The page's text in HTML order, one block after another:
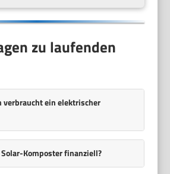
zu laufenden
verbraucht ein elektrischer
Komposter finanziell?